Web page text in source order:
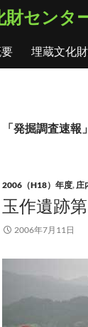
財センタ
埋蔵文化
「発掘調査速
2006（H18）年度,庄
玉作遺跡
2006年7月11日